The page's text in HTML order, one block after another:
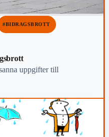
#BIDRAGSBROTT
uppgifter till